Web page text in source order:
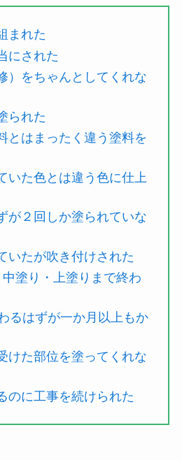
まれた
にされた
）をちゃんとしてくれな
られた
とはまったく違う塗料を
いた色とは違う色に仕上
が２回しか塗られていな
いたが吹き付けされた
塗り・上塗りまで終わ
るはずが一か月以上もか
けた部位を塗ってくれな
のに工事を続けられた